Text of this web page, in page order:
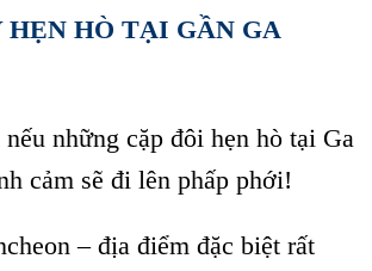
HẸN HÒ TẠI GẦN GA
những cặp đôi hẹn hò tại Ga
cảm sẽ đi lên phấp phới!
– địa điểm đặc biệt rất